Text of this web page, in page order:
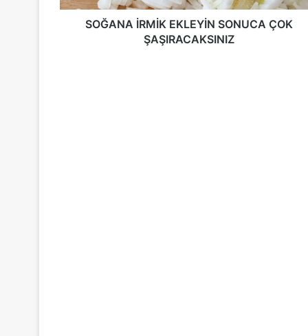
SOĞANA İRMİK EKLEYİN SONUCA ÇOK
ŞAŞIRACAKSINIZ